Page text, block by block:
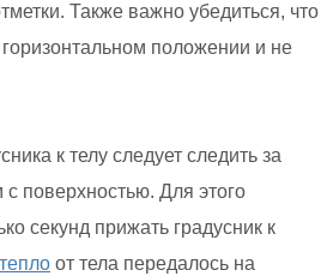
Также важно убедиться, что
горизонтальном положении и не
к телу следует следить за
поверхностью. Для этого
секунд прижать градусник к
тепло от тела передалось на